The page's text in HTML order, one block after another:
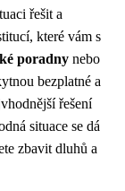
řešit a
které vám s
poradny nebo
bezplatné a
řešení
situace se dá
zbavit dluhů a